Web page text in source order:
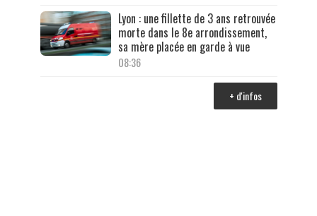
Lyon : une fillette de 3 ans retrouvée
morte dans le 8e arrondissement,
sa mère placée en garde à vue
08:36
+ d'infos